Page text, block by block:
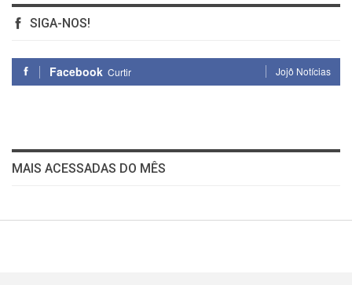
SIGA-NOS!
Facebook Curtir Jojô Notícias
MAIS ACESSADAS DO MÊS